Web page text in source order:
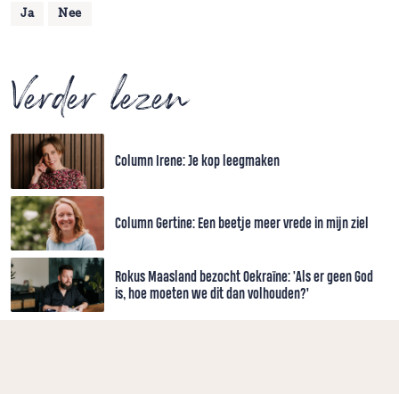
Ja Nee
Verder lezen
Column Irene: Je kop leegmaken
Column Gertine: Een beetje meer vrede in mijn ziel
Rokus Maasland bezocht Oekraïne: 'Als er geen God
is, hoe moeten we dit dan volhouden?’